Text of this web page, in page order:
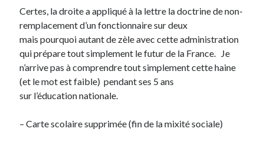
Lectures
Lyon
Lyon à Livre Ouvert
Mini-monsieur
Non classé
Parole de Follower
Patchwork
Post inutile
Certes, la droite a appliqué à la lettre la doctrine de non-
remplacement d’un fonctionnaire sur deux
mais pourquoi autant de zèle avec cette administration
qui prépare tout simplement le futur de la France. Je
n’arrive pas à comprendre tout simplement cette haine
(et le mot est faible) pendant ses 5 ans
sur l’éducation nationale.
– Carte scolaire supprimée (fin de la mixité sociale)